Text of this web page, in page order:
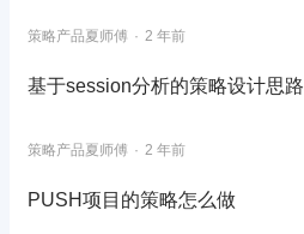
策略产品夏师傅 2 年前
基于session分析的策略设计思路
策略产品夏师傅 2 年前
PUSH项目的策略怎么做